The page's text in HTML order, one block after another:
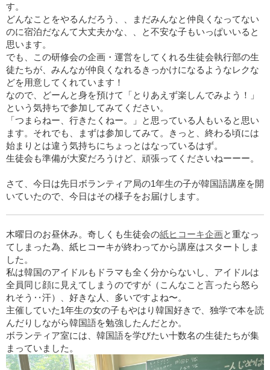
す。
どんなことをやるんだろう、、まだみんなと仲良くなってない
のに宿泊だなんて大丈夫かな、、と不安な子もいっぱいいると
思います。
でも、この研修会の企画・運営をしてくれる生徒会執行部の生
徒たちが、みんなが仲良くなれるきっかけになるようなレクな
どを用意してくれています！
なので、どーんと身を預けて「とりあえず楽しんでみよう！」
という気持ちで参加してみてください。
「つまらねー、行きたくねー。」と思っている人もいると思い
ます。それでも、まずは参加してみて。きっと、終わる頃には
始まりとは違う気持ちにちょっとはなっているはず。
生徒会も準備が大変だろうけど、頑張ってくださいねーーー。
さて、今日は先日ボランティア局の1年生の子が韓国語講座を開
いていたので、今日はその様子をお届けします。
木曜日のお昼休み。奇しくも生徒会の紙ヒコーキ企画と重なっ
てしまった為、紙ヒコーキが終わってから講座はスタートしま
した。
私は韓国のアイドルもドラマも全く分からないし、アイドルは
全員同じ顔に見えてしまうのですが（こんなこと言ったら怒ら
れそう‥汗）、好きな人、多いですよね〜。
主催していた1年生の女の子もやはり韓国好きで、独学で本を読
んだりしながら韓国語を勉強したんだとか。
ボランティア室には、韓国語を学びたい十数名の生徒たちが集
まっていました。